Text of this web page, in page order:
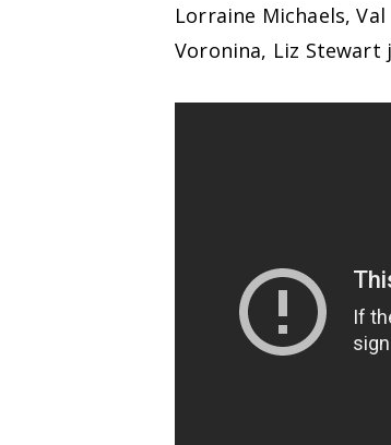
Lorraine Michaels,
Voronina, Liz Stewart